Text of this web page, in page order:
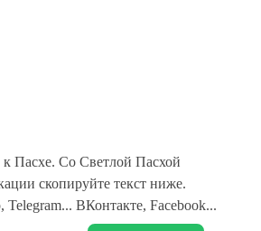
Пасхе. Со Светлой Пасхой
скопируйте текст ниже.
Telegram... ВКонтакте, Facebook...